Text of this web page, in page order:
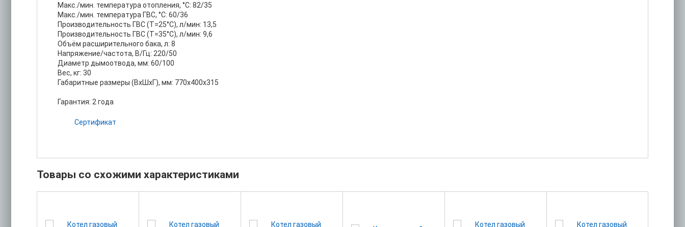
Макс./мин. температура отопления, °С: 82/35
Макс./мин. температура ГВС, °С: 60/36
Производительность ГВС (Т=25°С), л/мин: 13,5
Производительность ГВС (Т=35°С), л/мин: 9,6
Объём расширительного бака, л: 8
Напряжение/частота, В/Гц: 220/50
Диаметр дымоотвода, мм: 60/100
Вес, кг: 30
Габаритные размеры (ВхШхГ), мм: 770x400x315
Гарантия: 2 года
Сертификат
Товары со схожими характеристиками